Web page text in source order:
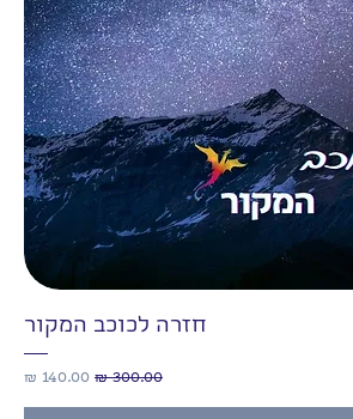
חזרה לכוכב המקור
מחיר רגילמחיר מבצע